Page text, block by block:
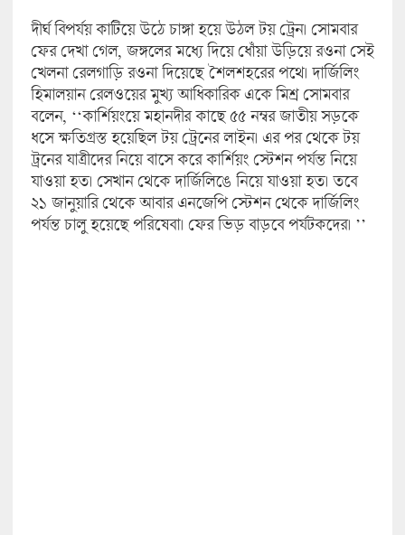
দীর্ঘ বিপর্যয় কাটিয়ে উঠে চাঙ্গা হয়ে উঠল টয় ট্রেন। সোমবার
ফের দেখা গেল, জঙ্গলের মধ্যে দিয়ে ধোঁয়া উড়িয়ে রওনা সেই
খেলনা রেলগাড়ি রওনা দিয়েছে শৈলশহরের পথে। দার্জিলিং
হিমালয়ান রেলওয়ের মুখ্য আধিকারিক একে মিশ্র সোমবার
বলেন, ‘‘কার্শিয়ংয়ে মহানদীর কাছে ৫৫ নম্বর জাতীয় সড়কে
ধসে ক্ষতিগ্রস্ত হয়েছিল টয় ট্রেনের লাইন। এর পর থেকে টয়
ট্রনের যাত্রীদের নিয়ে বাসে করে কার্শিয়ং স্টেশন পর্যন্ত নিয়ে
যাওয়া হত। সেখান থেকে দার্জিলিঙে নিয়ে যাওয়া হত। তবে
২১ জানুয়ারি থেকে আবার এনজেপি স্টেশন থেকে দার্জিলিং
পর্যন্ত চালু হয়েছে পরিষেবা। ফের ভিড় বাড়বে পর্যটকদের। ’’